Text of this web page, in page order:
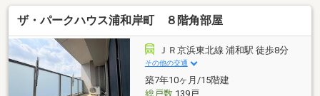
テム採用・ペット飼育可(細則有)▼室内リフォーム内
容【2026年7月】＜交換＞キッチン、洗面化粧台、畳
＜その他＞全室クロス貼替、ハウスクリーニング 他
【2023年9月】UB・トイレ交換▼周辺環境・さいたま
市立桜木小学校 徒歩4分(約300m)■ ご希望の住まい探
しをお手伝いします ━━━━━・・・物件の詳細・ご
相談はお気軽にお問い合わせください。
ザ・パークハウス浦和岸町 ８階角部屋
ＪＲ京浜東北線 浦和駅 徒歩8分
その他の交通
築7年10ヶ月/15階建
総戸数139戸